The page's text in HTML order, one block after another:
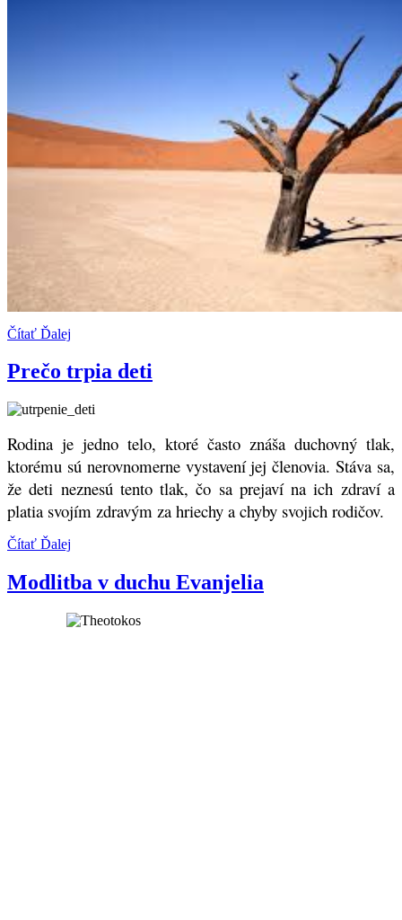
Čítať Ďalej
Prečo trpia deti
Rodina je jedno telo, ktoré často znáša duchovný tlak,
ktorému sú nerovnomerne vystavení jej členovia. Stáva sa,
že deti neznesú tento tlak, čo sa prejaví na ich zdraví a
platia svojím zdravým za hriechy a chyby svojich rodičov.
Čítať Ďalej
Modlitba v duchu Evanjelia